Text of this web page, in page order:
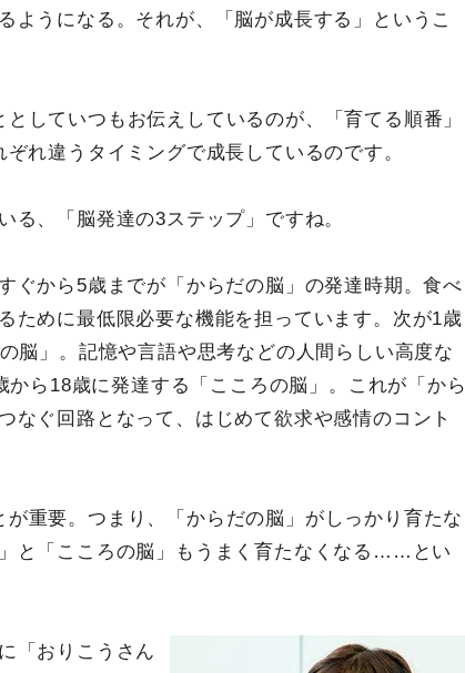
ようになる。それが、「脳が成長する」というこ
していつもお伝えしているのが、「育てる順番」
れ違うタイミングで成長しているのです。
る、「脳発達の3ステップ」ですね。
ぐから5歳までが「からだの脳」の発達時期。食べ
ために最低限必要な機能を担っています。次が1歳
脳」。記憶や言語や思考などの人間らしい高度な
ら18歳に発達する「こころの脳」。これが「から
なぐ回路となって、はじめて欲求や感情のコント
重要。つまり、「からだの脳」がしっかり育たな
と「こころの脳」もうまく育たなくなる……とい
「おりこうさん